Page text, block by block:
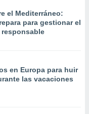
el Mediterráneo:
para gestionar el
en Europa para huir
las vacaciones